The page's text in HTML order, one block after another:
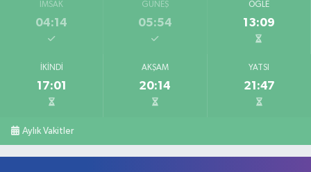
İMSAK
04:14
GÜNEŞ
05:54
ÖĞLE
13:09
İKINDI
17:01
AKŞAM
20:14
YATSI
21:47
Aylık Vakitler